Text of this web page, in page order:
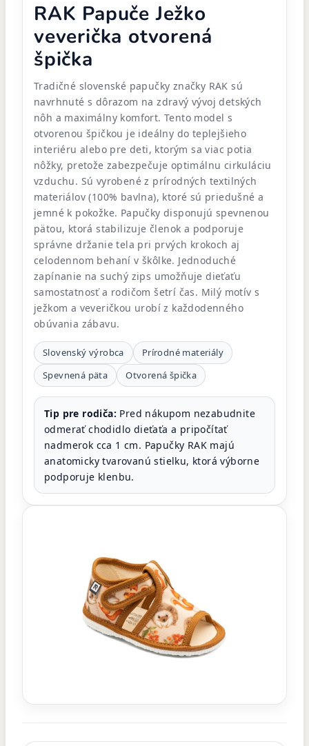
RAK Papuče Ježko
veverička otvorená
špička
Tradičné slovenské papučky značky RAK sú
navrhnuté s dôrazom na zdravý vývoj detských
nôh a maximálny komfort. Tento model s
otvorenou špičkou je ideálny do teplejšieho
interiéru alebo pre deti, ktorým sa viac potia
nôžky, pretože zabezpečuje optimálnu cirkuláciu
vzduchu. Sú vyrobené z prírodných textilných
materiálov (100% bavlna), ktoré sú priedušné a
jemné k pokožke. Papučky disponujú spevnenou
pätou, ktorá stabilizuje členok a podporuje
správne držanie tela pri prvých krokoch aj
celodennom behaní v škôlke. Jednoduché
zapínanie na suchý zips umožňuje dieťaťu
samostatnosť a rodičom šetrí čas. Milý motív s
ježkom a veveričkou urobí z každodenného
obúvania zábavu.
Slovenský výrobca
Prírodné materiály
Spevnená päta
Otvorená špička
Tip pre rodiča: Pred nákupom nezabudnite
odmerať chodidlo dieťaťa a pripočítať
nadmerok cca 1 cm. Papučky RAK majú
anatomicky tvarovanú stielku, ktorá výborne
podporuje klenbu.